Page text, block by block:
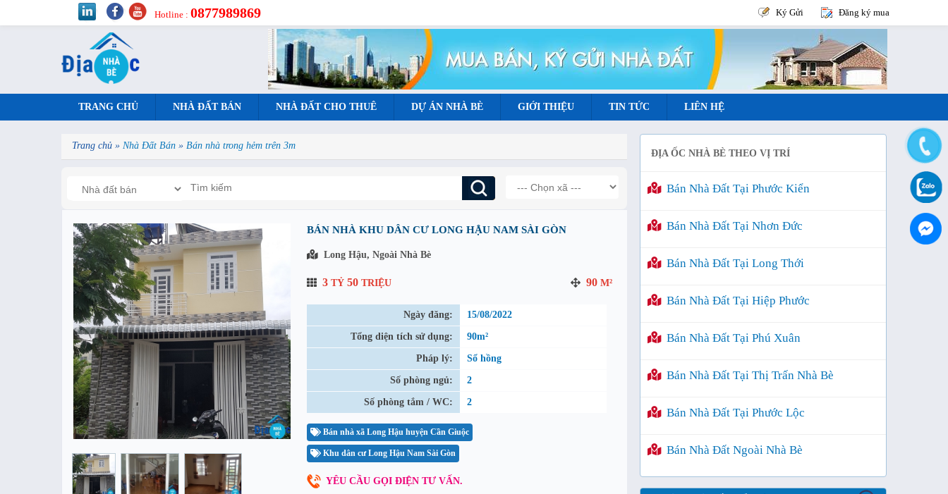
Hotline : 0877989869 Ký Gửi Đăng ký mua
TRANG CHỦ NHÀ ĐẤT BÁN NHÀ ĐẤT CHO THUÊ DỰ ÁN NHÀ BÈ GIỚI THIỆU TIN TỨC LIÊN HỆ
Trang chủ » Nhà Đất Bán » Bán nhà trong hẻm trên 3m
BÁN NHÀ KHU DÂN CƯ LONG HẬU NAM SÀI GÒN
Long Hậu, Ngoài Nhà Bè
3TỶ 50TRIỆU 90M²
Ngày đăng: 15/08/2022
Tổng diện tích sử dụng: 90m²
Pháp lý: Sổ hồng
Số phòng ngủ: 2
Số phòng tắm / WC: 2
Bán nhà xã Long Hậu huyện Cần Giuộc
Khu dân cư Long Hậu Nam Sài Gòn
YÊU CẦU GỌI ĐIỆN TƯ VẤN.
ĐỊA ỐC NHÀ BÈ THEO VỊ TRÍ
Bán Nhà Đất Tại Phước Kiển
Bán Nhà Đất Tại Nhơn Đức
Bán Nhà Đất Tại Long Thới
Bán Nhà Đất Tại Hiệp Phước
Bán Nhà Đất Tại Phú Xuân
Bán Nhà Đất Tại Thị Trấn Nhà Bè
Bán Nhà Đất Tại Phước Lộc
Bán Nhà Đất Ngoài Nhà Bè